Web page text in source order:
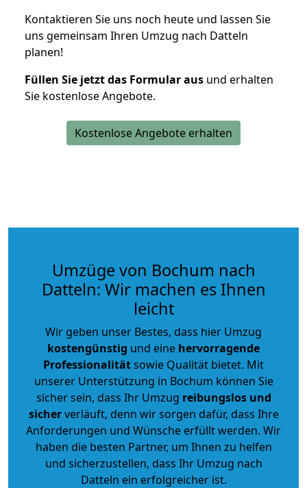
Kontaktieren Sie uns noch heute und lassen Sie
uns gemeinsam Ihren Umzug nach Datteln
planen!
Füllen Sie jetzt das Formular aus und erhalten
Sie kostenlose Angebote.
Kostenlose Angebote erhalten
Umzüge von Bochum nach
Datteln: Wir machen es Ihnen
leicht
Wir geben unser Bestes, dass hier Umzug
kostengünstig und eine hervorragende
Professionalitätsowie Qualität bietet. Mit
unserer Unterstützung in Bochum können Sie
sicher sein, dass Ihr Umzug reibungslos und
sicherverläuft, denn wir sorgen dafür, dass Ihre
Anforderungen und Wünsche erfüllt werden. Wir
haben die besten Partner, um Ihnen zu helfen
und sicherzustellen, dass Ihr Umzug nach
Datteln ein erfolgreicher ist.